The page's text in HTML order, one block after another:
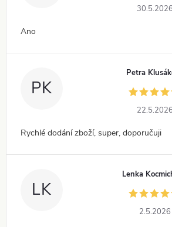
30.5.2026
Ano
PK
Petra
22.5.2026
Rychlé dodání zboží, super, doporučuji
LK
Lenka
2.5.2026